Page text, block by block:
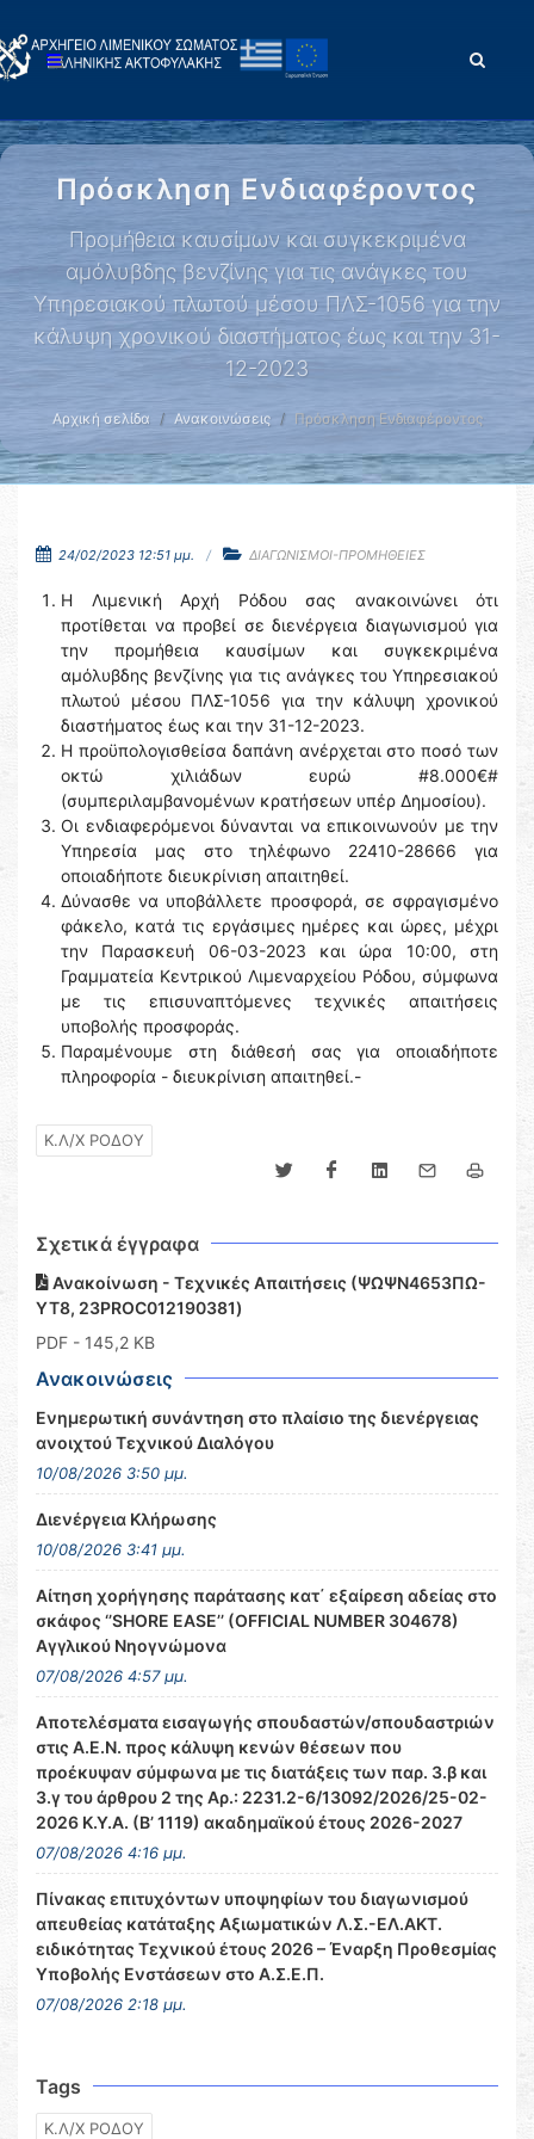
Πρόσκληση Ενδιαφέροντος
Προμήθεια καυσίμων και συγκεκριμένα
αμόλυβδης βενζίνης για τις ανάγκες του
Υπηρεσιακού πλωτού μέσου ΠΛΣ-1056 για την
κάλυψη χρονικού διαστήματος έως και την 31-
12-2023
Αρχική σελίδα Ανακοινώσεις Πρόσκληση Ενδιαφέροντος
24/02/2023 12:51 μμ. ΔΙΑΓΩΝΙΣΜΟΙ-ΠΡΟΜΗΘΕΙΕΣ
Η Λιμενική Αρχή Ρόδου σας ανακοινώνει ότι
προτίθεται να προβεί σε διενέργεια διαγωνισμού για
την προμήθεια καυσίμων και συγκεκριμένα
αμόλυβδης βενζίνης για τις ανάγκες του Υπηρεσιακού
πλωτού μέσου ΠΛΣ-1056 για την κάλυψη χρονικού
διαστήματος έως και την 31-12-2023.
Η προϋπολογισθείσα δαπάνη ανέρχεται στο ποσό των
οκτώ χιλιάδων ευρώ #8.000€#
(συμπεριλαμβανομένων κρατήσεων υπέρ Δημοσίου).
Οι ενδιαφερόμενοι δύνανται να επικοινωνούν με την
Υπηρεσία μας στο τηλέφωνο 22410-28666 για
οποιαδήποτε διευκρίνιση απαιτηθεί.
Δύνασθε να υποβάλλετε προσφορά, σε σφραγισμένο
φάκελο, κατά τις εργάσιμες ημέρες και ώρες, μέχρι
την Παρασκευή 06-03-2023 και ώρα 10:00, στη
Γραμματεία Κεντρικού Λιμεναρχείου Ρόδου, σύμφωνα
με τις επισυναπτόμενες τεχνικές απαιτήσεις
υποβολής προσφοράς.
Παραμένουμε στη διάθεσή σας για οποιαδήποτε
πληροφορία - διευκρίνιση απαιτηθεί.-
Κ.Λ/Χ ΡΟΔΟΥ
Σχετικά έγγραφα
Ανακοίνωση - Τεχνικές Απαιτήσεις (ΨΩΨΝ4653ΠΩ-
ΥΤ8, 23PROC012190381)
PDF - 145,2 KB
Ανακοινώσεις
Ενημερωτική συνάντηση στο πλαίσιο της διενέργειας
ανοιχτού Τεχνικού Διαλόγου
10/08/2026 3:50 μμ.
Διενέργεια Κλήρωσης
10/08/2026 3:41 μμ.
Αίτηση χορήγησης παράτασης κατ΄ εξαίρεση αδείας στο
σκάφος ‘’SHORE EASE’’ (OFFICIAL NUMBER 304678)
Αγγλικού Νηογνώμονα
07/08/2026 4:57 μμ.
Αποτελέσματα εισαγωγής σπουδαστών/σπουδαστριών
στις Α.Ε.Ν. προς κάλυψη κενών θέσεων που
προέκυψαν σύμφωνα με τις διατάξεις των παρ. 3.β και
3.γ του άρθρου 2 της Αρ.: 2231.2-6/13092/2026/25-02-
2026 Κ.Υ.Α. (Β’ 1119) ακαδημαϊκού έτους 2026-2027
07/08/2026 4:16 μμ.
Πίνακας επιτυχόντων υποψηφίων του διαγωνισμού
απευθείας κατάταξης Αξιωματικών Λ.Σ.-ΕΛ.ΑΚΤ.
ειδικότητας Τεχνικού έτους 2026 – Έναρξη Προθεσμίας
Υποβολής Ενστάσεων στο Α.Σ.Ε.Π.
07/08/2026 2:18 μμ.
Tags
Κ.Λ/Χ ΡΟΔΟΥ